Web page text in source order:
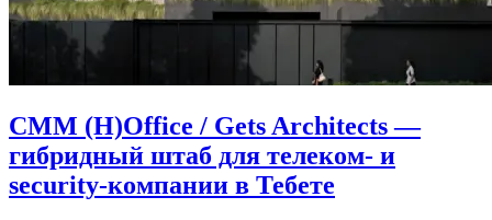
CMM (H)Office / Gets Architects —
гибридный штаб для телеком- и
security-компании в Тебете